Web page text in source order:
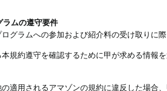
ラムの遵守要件
グラムへの参加および紹介料の受け取りに
規約遵守を確認するために甲が求める情報
適用されるアマゾンの規約に違反した場合